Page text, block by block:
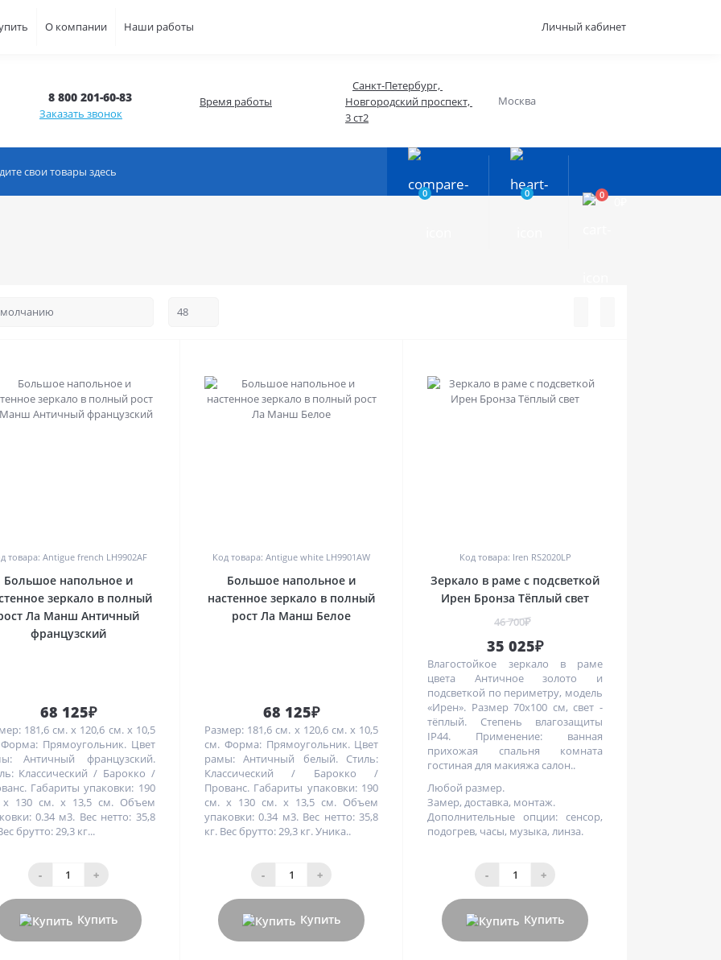
О компании Наши работы Личный кабинет
8 800 201-60-83
Заказать звонок
Время работы
Санкт-Петербург,
Новгородский проспект,
3 ст2
Москва
0 0 0
товара: Antigue french LH9902AF
Большое напольное и
зеркало в полный
Ла Манш Античный
французский
68 125₽
181,6 см. x 120,6 см. x 10,5
Прямоугольник. Цвет
Античный французский.
Классический / Барокко /
Габариты упаковки: 190
х 130 см. х 13,5 см. Объем
0.34 м3. Вес нетто: 35,8
брутто: 29,3 кг...
- +
Купить
Код товара: Antigue white LH9901AW
Большое напольное и
настенное зеркало в полный
рост Ла Манш Белое
68 125₽
Размер: 181,6 см. x 120,6 см. x 10,5
см. Форма: Прямоугольник. Цвет
рамы: Античный белый. Стиль:
Классический / Барокко /
Прованс. Габариты упаковки: 190
см. х 130 см. х 13,5 см. Объем
упаковки: 0.34 м3. Вес нетто: 35,8
кг. Вес брутто: 29,3 кг. Уника..
- +
Купить
Код товара: Iren RS2020LP
Зеркало в раме с подсветкой
Ирен Бронза Тёплый свет
46 700₽
35 025₽
Влагостойкое зеркало в раме
цвета Античное золото и
подсветкой по периметру, модель
«Ирен». Размер 70х100 см, свет -
тёплый. Степень влагозащиты
IP44. Применение: ванная
прихожая спальня комната
гостиная для макияжа салон..
Любой размер.
Замер, доставка, монтаж.
Дополнительные опции: сенсор,
подогрев, часы, музыка, линза.
- +
Купить